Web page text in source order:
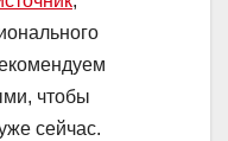
чтобы
сейчас.